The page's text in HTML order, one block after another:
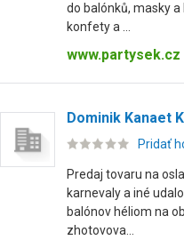
do balónků, masky
konfety a ...
www.partysek.cz
Dominik Kanaet
Pridať
Predaj tovaru na
karnevaly a iné
balónov héliom na
zhotovova...